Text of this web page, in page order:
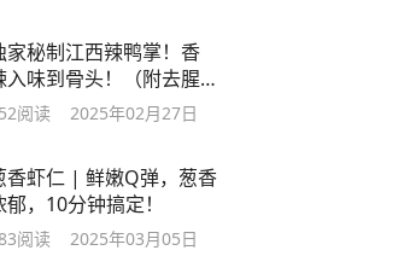
家秘制江西辣鸭掌！香
入味到骨头！（附去腥
香技巧）
阅读 2025年02月27日
香虾仁 | 鲜嫩Q弹，葱香
郁，10分钟搞定！
阅读 2025年03月05日